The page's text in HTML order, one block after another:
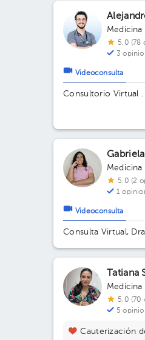
Medicina
5.0 (78
3
Videoconsulta
Consultorio Virtual
Medicina
5.0 (2
1
Videoconsulta
Consulta Virtual,
Medicina
5.0 (70
5
Cauterización